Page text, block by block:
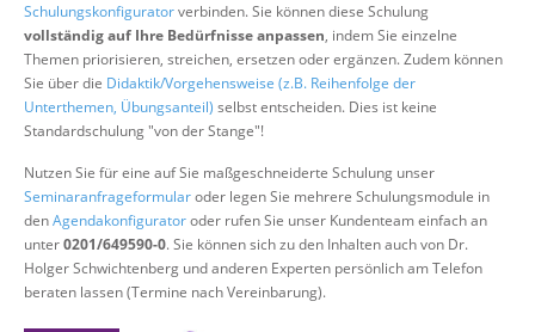
Schulungskonfiguratorverbinden. Sie können diese Schulung
vollständig auf Ihre Bedürfnisse anpassen, indem Sie einzelne
Themen priorisieren, streichen, ersetzen oder ergänzen. Zudem können
Sie über die Didaktik/Vorgehensweise (z.B. Reihenfolge der
Unterthemen, Übungsanteil) selbst entscheiden. Dies ist keine
Standardschulung "von der Stange"!
Nutzen Sie für eine auf Sie maßgeschneiderte Schulung unser
Seminaranfrageformularoder legen Sie mehrere Schulungsmodule in
denAgendakonfiguratoroder rufen Sie unser Kundenteam einfach an
unter0201/649590-0. Sie können sich zu den Inhalten auch von Dr.
Holger Schwichtenberg und anderen Experten persönlich am Telefon
beraten lassen (Termine nach Vereinbarung).